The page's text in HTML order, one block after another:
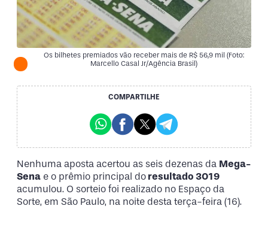
Os bilhetes premiados vão receber mais de R$ 56,9 mil (Foto:
Marcello Casal Jr/Agência Brasil)
COMPARTILHE
Nenhuma aposta acertou as seis dezenas da Mega-
Sena e o prêmio principal do resultado 3019
acumulou. O sorteio foi realizado no Espaço da
Sorte, em São Paulo, na noite desta terça-feira (16).